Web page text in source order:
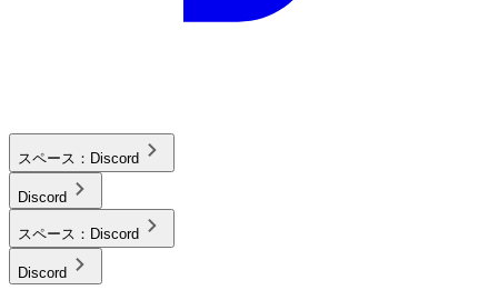
スペース： Discord
Discord
スペース： Discord
Discord